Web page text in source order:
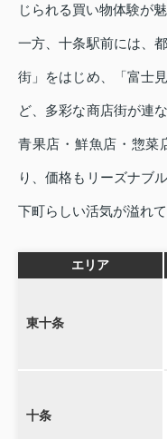
じられる買い物体験が魅
一方、十条駅前には、
街」をはじめ、「富士
ど、多彩な商店街が連
青果店・鮮魚店・惣菜
り、価格もリーズナブ
下町らしい活気が溢れて
エリア
東十条
十条